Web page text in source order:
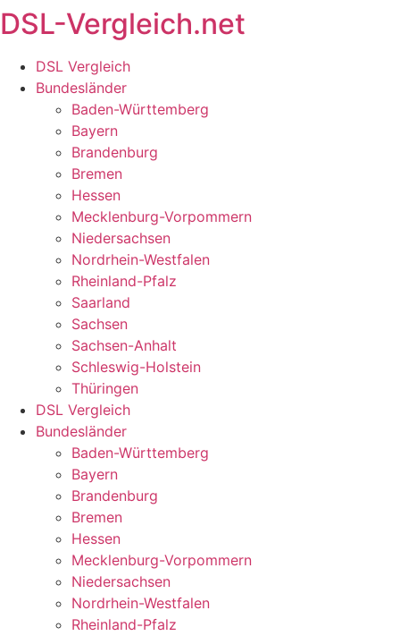
Zum
Inhalt
springen
DSL-Vergleich.net
DSL Vergleich
Bundesländer
Baden-Württemberg
Bayern
Brandenburg
Bremen
Hessen
Mecklenburg-Vorpommern
Niedersachsen
Nordrhein-Westfalen
Rheinland-Pfalz
Saarland
Sachsen
Sachsen-Anhalt
Schleswig-Holstein
Thüringen
DSL Vergleich
Bundesländer
Baden-Württemberg
Bayern
Brandenburg
Bremen
Hessen
Mecklenburg-Vorpommern
Niedersachsen
Nordrhein-Westfalen
Rheinland-Pfalz